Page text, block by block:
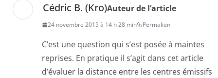
Cédric B. (Kro)Auteur de l’article
24 novembre 2015 à 14 h 28 min Permalien
C’est une question qui s’est posée à maintes
reprises. En pratique il s’agit dans cet article
d’évaluer la distance entre les centres émissifs